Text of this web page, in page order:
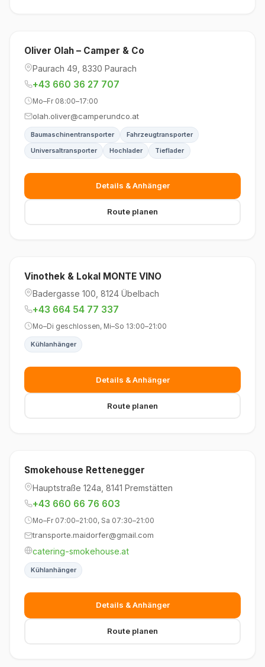
Oliver Olah – Camper & Co
Paurach 49, 8330 Paurach
+43 660 36 27 707
Mo–Fr 08:00–17:00
olah.oliver@camperundco.at
Baumaschinentransporter
Fahrzeugtransporter
Universaltransporter
Hochlader Tieflader
Details & Anhänger
Route planen
Vinothek & Lokal MONTE VINO
Badergasse 100, 8124 Übelbach
+43 664 54 77 337
Mo–Di geschlossen, Mi–So 13:00–21:00
Kühlanhänger
Details & Anhänger
Route planen
Smokehouse Rettenegger
Hauptstraße 124a, 8141 Premstätten
+43 660 66 76 603
Mo–Fr 07:00–21:00, Sa 07:30–21:00
transporte.maidorfer@gmail.com
catering-smokehouse.at
Kühlanhänger
Details & Anhänger
Route planen